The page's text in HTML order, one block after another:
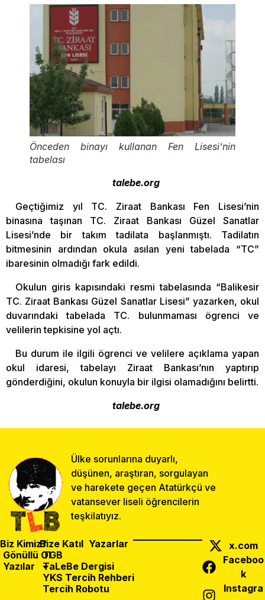
Önceden binayı kullanan Fen Lisesi’nin
tabelası
talebe.org
Geçtiğimiz yıl TC. Ziraat Bankası Fen Lisesi’nin
binasına taşınan TC. Ziraat Bankası Güzel Sanatlar
Lisesi’nde bir takım tadilata başlanmıştı. Tadilatın
bitmesinin ardından okula asılan yeni tabelada “TC”
ibaresinin olmadığı fark edildi.
Okulun giris kapısındaki resmi tabelasında “Balikesir
TC. Ziraat Bankası Güzel Sanatlar Lisesi” yazarken, okul
duvarındaki tabelada TC. bulunmaması ögrenci ve
velilerin tepkisine yol açtı.
Bu durum ile ilgili ögrenci ve velilere açıklama yapan
okul idaresi, tabelayı Ziraat Bankası’nın yaptırıp
gönderdiğini, okulun konuyla bir ilgisi olamadığını belirtti.
talebe.org
Ülke sorunlarına duyarlı,
düşünen, araştıran, sorgulayan
ve harekete geçen Atatürkçü ve
vatansever liseli öğrencilerin
teşkilatıyız.
Biz Kimiz?
Gönüllü Ol
Yazılar
Bize Katıl Yazarlar
TGB
TaLeBe Dergisi
YKS Tercih Rehberi
Tercih Robotu
x.com
Faceboo
k
Instagra